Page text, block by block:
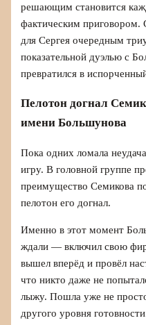
решающим становится
фактическим приговором.
для Сергея очередным
показательной дуэлью с
превратился в
Пелотон догнал
имени Большунова
Пока одних ломала
игру. В головной группе
преимущество Семикова
пелотон его догнал.
Именно в этот момент
ждали — включил свою
вышел вперёд и провёл
что никто даже не
лыжу. Пошла уже не
другого уровня